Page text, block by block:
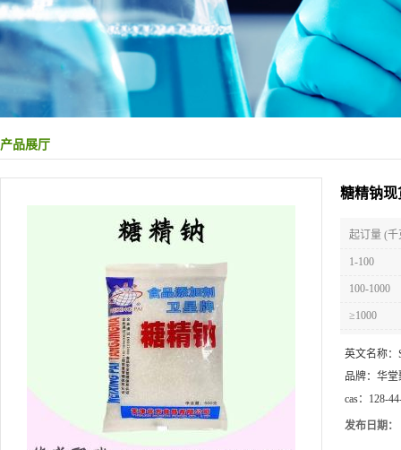
产品展厅
糖精钠现
起订量 (千
1-100
100-1000
≥1000
英文名称：
品牌： 华堂
cas： 128-
发布日期：